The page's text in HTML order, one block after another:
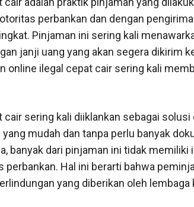
perbankan dan dengan
Pinjaman ini sering kali
janji uang yang akan segera dikirim
online ilegal cepat cair sering kali
sering kali diiklankan sebagai solusi
mudah dan tanpa perlu banyak
banyak dari pinjaman ini tidak memiliki
perbankan. Hal ini berarti bahwa
yang diberikan oleh lembaga